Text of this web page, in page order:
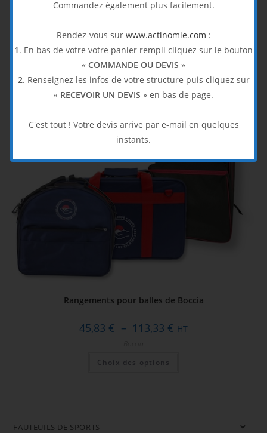
56,67 € HT
Boccia
Ajouter au panier
Rangements pour balles de Boccia
45,83 € – 113,33 € HT
Choix des options
FAUTEUILS DE SPORTS
Commandez également plus facilement.
Rendez-vous sur www.actinomie.com :
1. En bas de votre votre panier rempli cliquez sur le bouton
« COMMANDE OU DEVIS »
2. Renseignez les infos de votre structure puis cliquez sur
« RECEVOIR UN DEVIS » en bas de page.
C'est tout ! Votre devis arrive par e-mail en quelques
instants.